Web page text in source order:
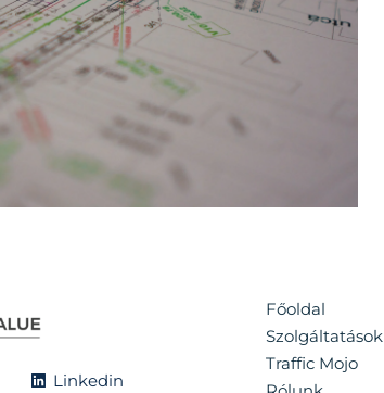
Linkedin
Főoldal
Szolgáltatások
Traffic Mojo